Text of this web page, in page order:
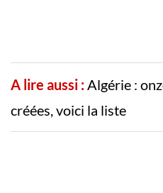
A lire aussi : Algérie :
créées, voici la liste